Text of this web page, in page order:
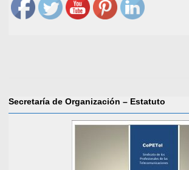
Secretaría de Organización – Estatuto